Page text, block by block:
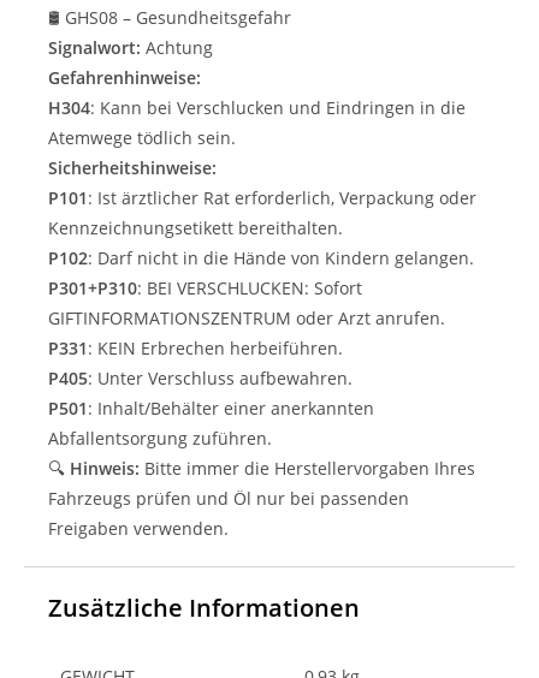
🛢️ GHS08 – Gesundheitsgefahr
Signalwort: Achtung
Gefahrenhinweise:
H304: Kann bei Verschlucken und Eindringen in die
Atemwege tödlich sein.
Sicherheitshinweise:
P101: Ist ärztlicher Rat erforderlich, Verpackung oder
Kennzeichnungsetikett bereithalten.
P102: Darf nicht in die Hände von Kindern gelangen.
P301+P310: BEI VERSCHLUCKEN: Sofort
GIFTINFORMATIONSZENTRUM oder Arzt anrufen.
P331: KEIN Erbrechen herbeiführen.
P405: Unter Verschluss aufbewahren.
P501: Inhalt/Behälter einer anerkannten
Abfallentsorgung zuführen.
🔍 Hinweis: Bitte immer die Herstellervorgaben Ihres
Fahrzeugs prüfen und Öl nur bei passenden
Freigaben verwenden.
Zusätzliche Informationen